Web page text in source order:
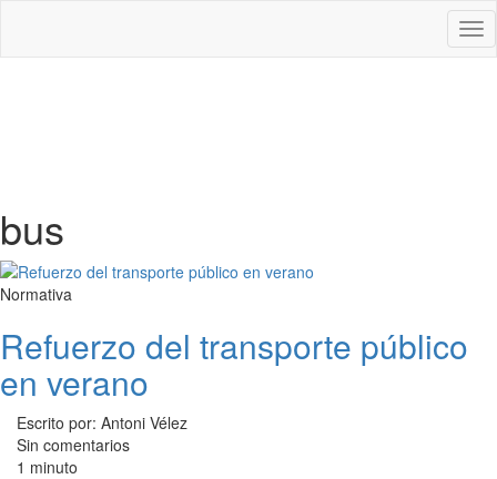
bus
Normativa
Refuerzo del transporte público
en verano
Escrito por: Antoni Vélez
Sin comentarios
1 minuto